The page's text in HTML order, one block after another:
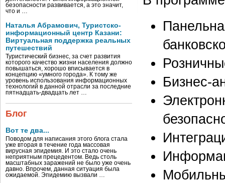
безопасности развивается, а это значит,
что и …
Наталья Абрамович, Туристско-
информационный центр Казани:
Виртуальная поддержка реальных
путешествий
Туристический бизнес, за счет развития
которого качество жизни населения должно
повышаться, хорошо вписывается в
концепцию «умного города». К тому же
уровень использования информационных
технологий в данной отрасли за последние
пятнадцать-двадцать лет …
Блог
Вот те два...
Поводом для написания этого блога стала
уже вторая в течение года массовая
вирусная эпидемия. И это стало очень
неприятным прецедентом. Ведь столь
масштабных заражений не было уже очень
давно. Впрочем, данная ситуация была
ожидаемой. Эпидемию вызвали …
Бизнес-